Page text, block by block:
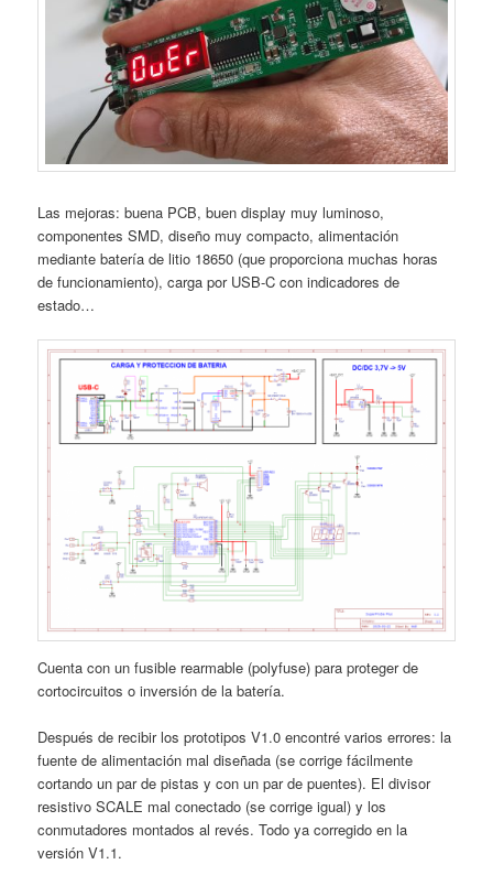
Las mejoras: buena PCB, buen display muy luminoso,
componentes SMD, diseño muy compacto, alimentación
mediante batería de litio 18650 (que proporciona muchas horas
de funcionamiento), carga por USB-C con indicadores de
estado…
Cuenta con un fusible rearmable (polyfuse) para proteger de
cortocircuitos o inversión de la batería.
Después de recibir los prototipos V1.0 encontré varios errores: la
fuente de alimentación mal diseñada (se corrige fácilmente
cortando un par de pistas y con un par de puentes). El divisor
resistivo SCALE mal conectado (se corrige igual) y los
conmutadores montados al revés. Todo ya corregido en la
versión V1.1.